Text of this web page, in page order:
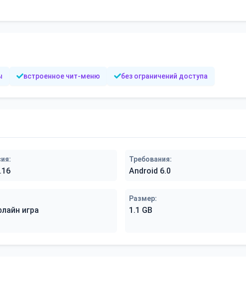
встроенное чит-меню без ограничений доступа
Требования:
Android 6.0
игра
Размер:
1.1 GB